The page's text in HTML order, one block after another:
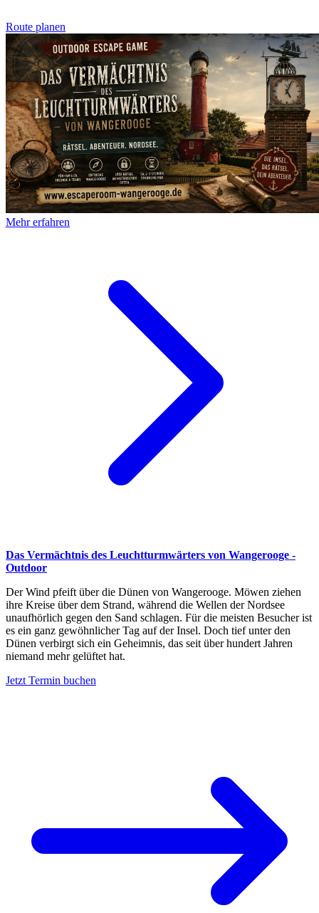
Route planen
Mehr erfahren
Das Vermächtnis des Leuchtturmwärters von Wangerooge -
Outdoor
Der Wind pfeift über die Dünen von Wangerooge. Möwen ziehen
ihre Kreise über dem Strand, während die Wellen der Nordsee
unaufhörlich gegen den Sand schlagen. Für die meisten Besucher ist
es ein ganz gewöhnlicher Tag auf der Insel. Doch tief unter den
Dünen verbirgt sich ein Geheimnis, das seit über hundert Jahren
niemand mehr gelüftet hat.
Jetzt Termin buchen